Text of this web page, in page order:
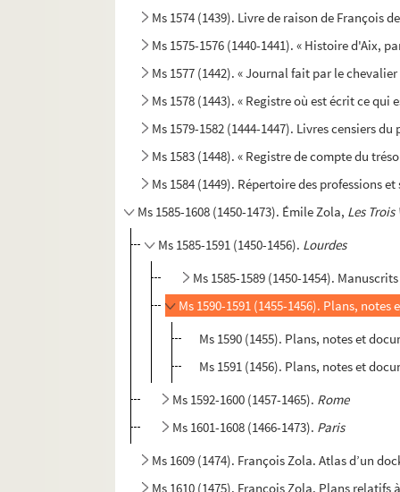
Ms 1574 (1439). Livre de raison de François
Ms 1575-1576 (1440-1441). « Histoire d'Aix,
Ms 1577 (1442). « Journal fait par le
Ms 1578 (1443). « Registre où est écrit ce
Ms 1579-1582 (1444-1447). Livres censiers
Ms 1583 (1448). « Registre de compte du
Ms 1584 (1449). Répertoire des professions
Ms 1585-1608 (1450-1473). Émile Zola, Les
Ms 1585-1591 (1450-1456). Lourdes
Ms 1585-1589 (1450-1454).
Ms 1590-1591 (1455-1456). Plans,
Ms 1590 (1455). Plans, notes et
Ms 1591 (1456). Plans, notes et
Ms 1592-1600 (1457-1465). Rome
Ms 1601-1608 (1466-1473). Paris
Ms 1609 (1474). François Zola. Atlas d’un
Ms 1610 (1475). François Zola. Plans